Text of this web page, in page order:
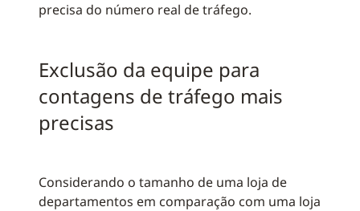
precisa do número real de tráfego.
Exclusão da equipe para
contagens de tráfego mais
precisas
Considerando o tamanho de uma loja de
departamentos em comparação com uma loja